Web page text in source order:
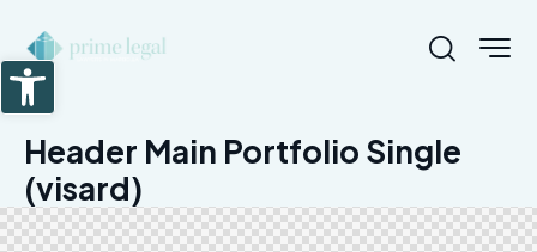
Abrir barra de herramientas
Header Main Portfolio Single
(visard)